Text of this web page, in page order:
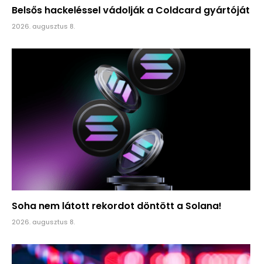
Belsős hackeléssel vádolják a Coldcard gyártóját
2026. augusztus 8.
Soha nem látott rekordot döntött a Solana!
2026. augusztus 8.